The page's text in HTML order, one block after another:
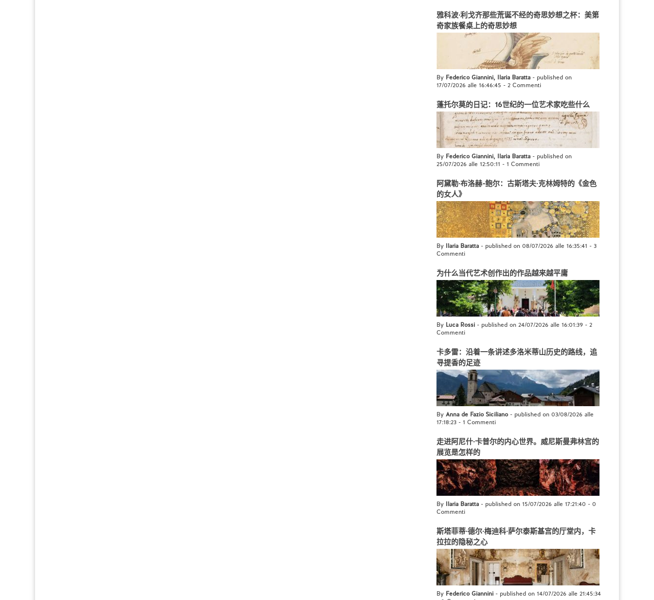
雅科波·利戈齐那些荒诞不经的奇思妙想之杯：美第
奇家族餐桌上的奇思妙想
By Federico Giannini, Ilaria Baratta - published on
17/07/2026 alle 16:46:45 - 2 Commenti
蓬托尔莫的日记：16世纪的一位艺术家吃些什么
By Federico Giannini, Ilaria Baratta - published on
25/07/2026 alle 12:50:11 - 1 Commenti
阿黛勒·布洛赫-鲍尔：古斯塔夫·克林姆特的《金色
的女人》
By Ilaria Baratta - published on 08/07/2026 alle 16:35:41 - 3
Commenti
为什么当代艺术创作出的作品越来越平庸
By Luca Rossi - published on 24/07/2026 alle 16:01:39 - 2
Commenti
卡多雷：沿着一条讲述多洛米蒂山历史的路线，追
寻提香的足迹
By Anna de Fazio Siciliano- published on 03/08/2026 alle
17:18:23 - 1 Commenti
走进阿尼什·卡普尔的内心世界。威尼斯曼弗林宫的
展览是怎样的
By Ilaria Baratta - published on 15/07/2026 alle 17:21:40 - 0
Commenti
斯塔菲蒂·德尔·梅迪科·萨尔泰斯基宫的厅堂内，卡
拉拉的隐秘之心
By Federico Giannini - published on 14/07/2026 alle 21:45:34